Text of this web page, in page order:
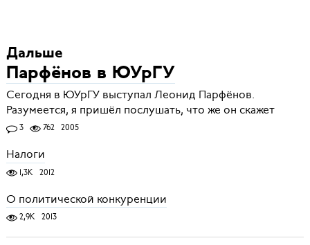
Дальше
Парфёнов в ЮУрГУ
Сегодня в ЮУрГУ выступал Леонид Парфёнов.
Разумеется, я пришёл послушать, что же он скажет
3 762 2005
Налоги
1,3K 2012
О политической конкуренции
2,9K 2013